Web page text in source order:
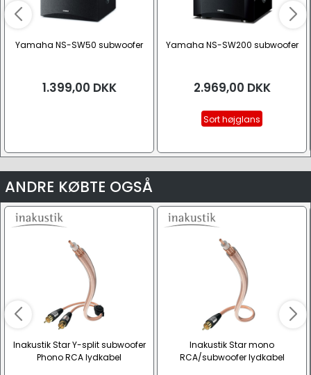
Yamaha NS-SW50 subwoofer
1.399,00 DKK
Yamaha NS-SW200 subwoofer
2.969,00 DKK
Sort højglans
ANDRE KØBTE OGSÅ
Inakustik Star Y-split subwoofer
Phono RCA lydkabel
Inakustik Star mono
RCA/subwoofer lydkabel